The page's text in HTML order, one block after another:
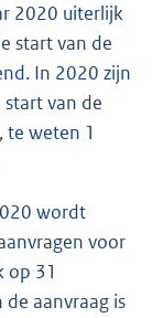
2020 uiterlijk
start van de
In 2020 zijn
van de
te weten 1
wordt
voor
op 31
aanvraag is